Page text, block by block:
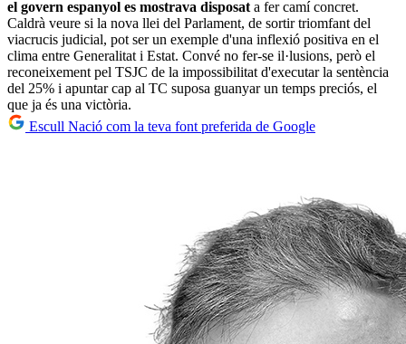
el govern espanyol es mostrava disposat a fer camí concret.
Caldrà veure si la nova llei del Parlament, de sortir triomfant del
viacrucis judicial, pot ser un exemple d'una inflexió positiva en el
clima entre Generalitat i Estat. Convé no fer-se il·lusions, però el
reconeixement pel TSJC de la impossibilitat d'executar la sentència
del 25% i apuntar cap al TC suposa guanyar un temps preciós, el
que ja és una victòria.
Escull Nació com la teva font preferida de Google